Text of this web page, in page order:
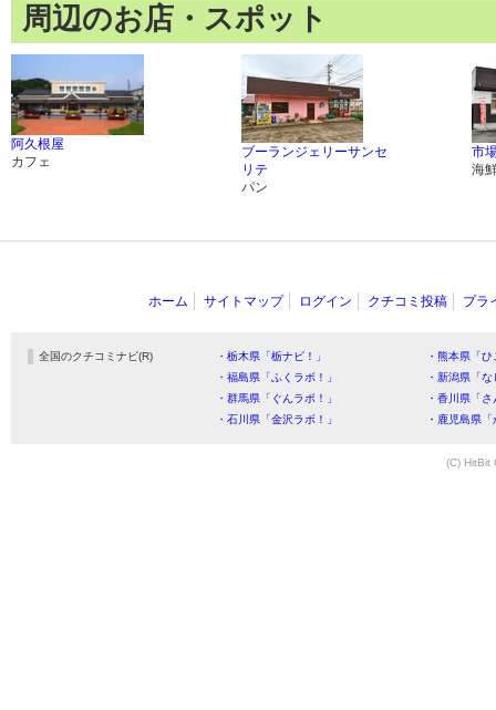
周辺のお店・スポット
阿久根屋
カフェ
ブーランジェリーサンセ
リテ
パン
市
海
ホーム サイトマップ ログイン クチコミ投稿 プラ
全国のクチコミナビ(R) ・栃木県「栃ナビ！」
・熊本県「
・福島県「ふくラボ！」
・新潟県「
・群馬県「ぐんラボ！」
・香川県「
・石川県「金沢ラボ！」
・鹿児島県
(C) HitBit